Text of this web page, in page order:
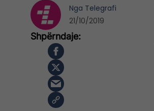
Nga Telegrafi
21/10/2019